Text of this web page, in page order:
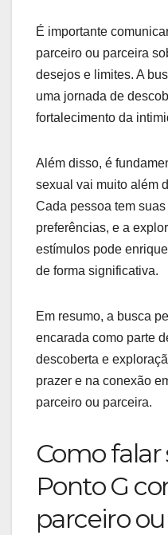
É importante
parceiro ou parceira
desejos e limites. A
uma jornada de
fortalecimento da
Além disso, é
sexual vai muito além
Cada pessoa tem
preferências, e a
estímulos pode
de forma significativa.
Em resumo, a busca
encarada como parte
descoberta e
prazer e na conexão
parceiro ou parceira.
Como falar
Ponto G
parceiro